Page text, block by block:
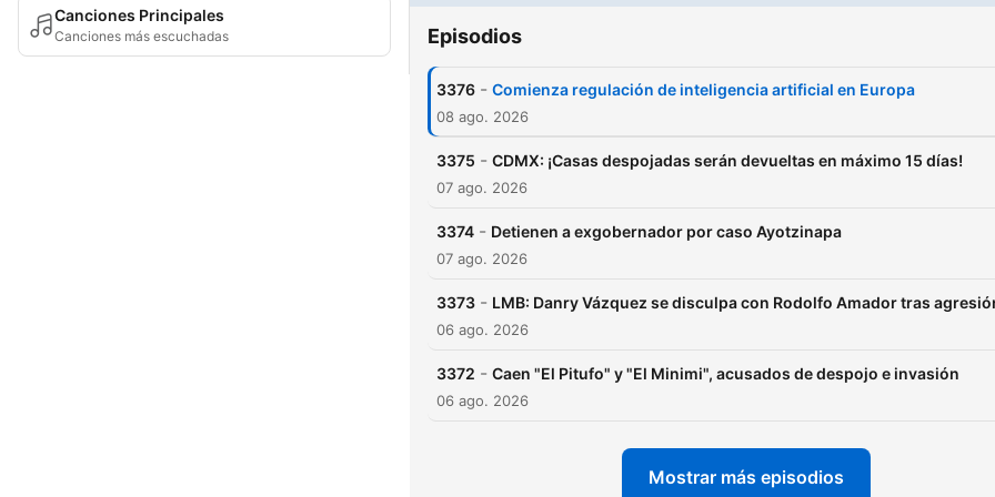
Canciones Principales
Canciones más escuchadas Episodios
3376 - Comienza regulación de inteligencia artificial en Europa
08 ago. 2026
3375 - CDMX: ¡Casas despojadas serán devueltas en máximo 15 días!
07 ago. 2026
3374 - Detienen a exgobernador por caso Ayotzinapa
07 ago. 2026
3373 - LMB: Danry Vázquez se disculpa con Rodolfo Amador tras
06 ago. 2026
3372 - Caen "El Pitufo" y "El Minimi", acusados de despojo e invasión
06 ago. 2026
Mostrar más episodios